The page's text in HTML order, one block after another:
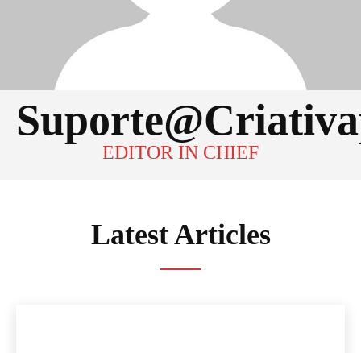
EDITOR IN CHIEF
Latest Articles